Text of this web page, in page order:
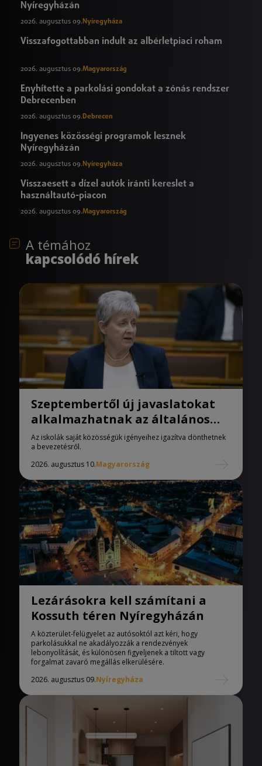
Nyíregyházán
2026. augusztus 09.Nyíregyháza
Visszafogottabban indult az albérletpiaci roham
2026. augusztus 09.Magyarország
Enyhítette a parkolási gondokat a zónás rendszer
Debrecenben
2026. augusztus 09.Debrecen
Ingyenes közösségi programok lesznek
Nyíregyházán
2026. augusztus 09.Nyíregyháza
Visszaesett a dízel autók iránti kereslet a
használtautó-piacon
2026. augusztus 09.Magyarország
A témához
kapcsolódó hírek
Szeptembertől új javaslatokat
alkalmazhatnak az általános
iskolák
Az iskolák saját közösségük igényeihez igazítva dönthetnek
a bevezetésről.
2026. augusztus 10.Magyarország
Lezárásokra kell számítani a
Kossuth téren Nyíregyházán
A közterület-felügyelet az autósoktól azt kéri, hogy
parkolásukkal ne akadályozzák a rendezvények
lebonyolítását, és különösen figyeljenek a tiltott vagy
forgalmat zavaró megállás elkerülésére.
2026. augusztus 09.Nyíregyháza